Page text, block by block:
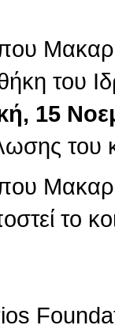
του
15
του
το